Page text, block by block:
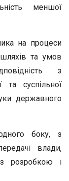
меншої
на процеси
та умов
з
та суспільної
державного
боку, з
влади,
розробкою і